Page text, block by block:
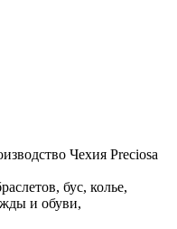
Чехия Preciosa
бус, колье,
и обуви,